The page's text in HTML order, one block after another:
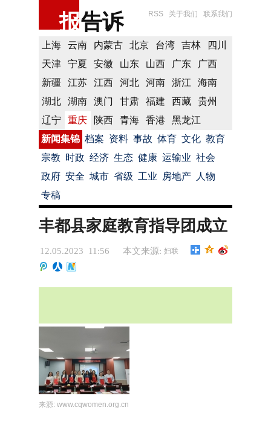
报告诉 RSS 关于我们 联系我们
上海 云南 内蒙古 北京 台湾 吉林
四川
天津
宁夏 安徽 山东 山西 广东
广西
新疆
江苏 江西 河北 河南 浙江
海南
湖北
湖南 澳门 甘肃 福建 西藏
贵州
辽宁
重庆 陕西 青海 香港
黑龙江
新闻集锦 档案 资料 事故 体育 文化 教育
宗教 时政 经济 生态 健康 运输业 社会
政府 安全 城市 省级 工业 房地产
人物
专稿
丰都县家庭教育指导团成立
12.05.2023 11:56 本文来源: 妇联
来源: www.cqwomen.org.cn